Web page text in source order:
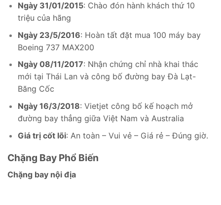
Ngày 31/01/2015: Chào đón hành khách thứ 10
triệu của hãng
Ngày 23/5/2016: Hoàn tất đặt mua 100 máy bay
Boeing 737 MAX200
Ngày 08/11/2017: Nhận chứng chỉ nhà khai thác
mới tại Thái Lan và công bố đường bay Đà Lạt-
Băng Cốc
Ngày 16/3/2018: Vietjet công bố kế hoạch mở
đường bay thẳng giữa Việt Nam và Australia
Giá trị cốt lõi: An toàn – Vui vẻ – Giá rẻ – Đúng giờ.
Chặng Bay Phổ Biến
Chặng bay nội địa